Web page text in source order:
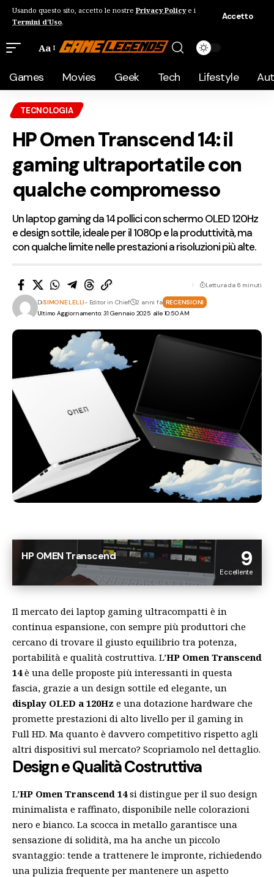
Usando questo sito, accetto le nostre Privacy Policye i
Termini d'Uso.
Accetto
Aa
Games Movies Geek Tech Lifestyle
TECNOLOGIA
HP Omen Transcend 14: il
gaming ultraportatile con
qualche compromesso
Un laptop gaming da 14 pollici con schermo OLED 120Hz
e design sottile, ideale per il 1080p e la produttività, ma
con qualche limite nelle prestazioni a risoluzioni più alte.
Ultimo Aggiornamento: 31 Gennaio 2025 alle 10:50 AM
DiSIMONE LELLI- Editor in Chief 2 anni fa RECENSIONI
Lettura da 6 minuti
9
Eccellente
HP OMEN Transcend
Il mercato dei laptop gaming ultracompatti è in
continua espansione, con sempre più produttori che
cercano di trovare il giusto equilibrio tra potenza,
portabilità e qualità costruttiva. L’HP Omen Transcend
14è una delle proposte più interessanti in questa
fascia, grazie a un design sottile ed elegante, un
display OLED a 120Hz e una dotazione hardware che
promette prestazioni di alto livello per il gaming in
Full HD. Ma quanto è davvero competitivo rispetto agli
altri dispositivi sul mercato? Scopriamolo nel dettaglio.
Design e Qualità Costruttiva
L’HP Omen Transcend 14si distingue per il suo design
minimalista e raffinato, disponibile nelle colorazioni
nero e bianco. La scocca in metallo garantisce una
sensazione di solidità, ma ha anche un piccolo
svantaggio: tende a trattenere le impronte, richiedendo
una pulizia frequente per mantenere un aspetto